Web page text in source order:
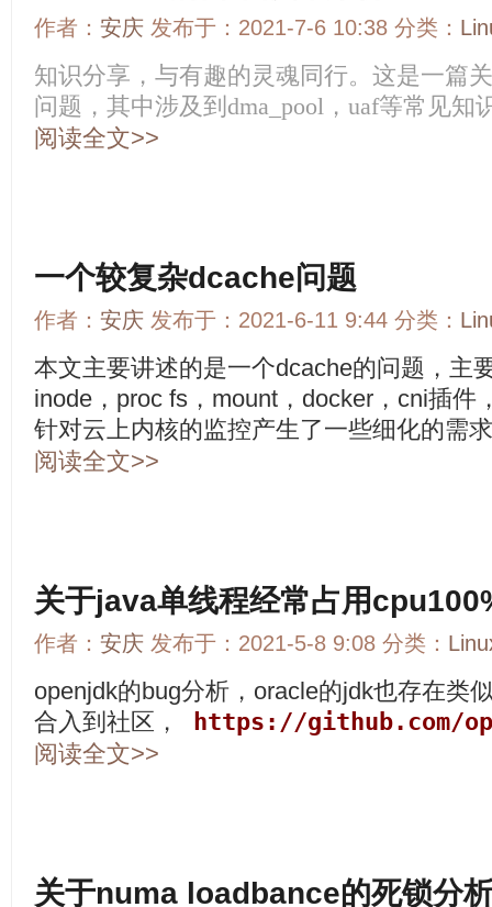
作者： 安庆 发布于：2021-7-6 10:38 分类：
知识分享，与有趣的灵魂同行。这是一篇
问题，其中涉及到dma_pool，uaf等常见知
阅读全文>>
一个较复杂dcache问题
作者： 安庆 发布于：2021-6-11 9:44 分类：
本文主要讲述的是一个dcache的问题，主
inode，proc fs，mount，docker，cni插件
针对云上内核的监控产生了一些细化的需
阅读全文>>
关于java单线程经常占用
作者： 安庆 发布于：2021-5-8 9:08 分类：
openjdk的bug分析，oracle的jdk也存在类
合入到社区，
https://github.com/
阅读全文>>
关于numa loadbance的死锁分